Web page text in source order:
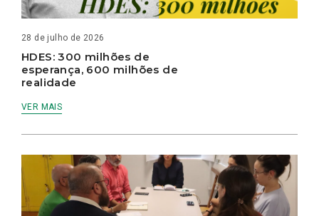
28 de julho de 2026
HDES: 300 milhões de
esperança, 600 milhões de
realidade
VER MAIS